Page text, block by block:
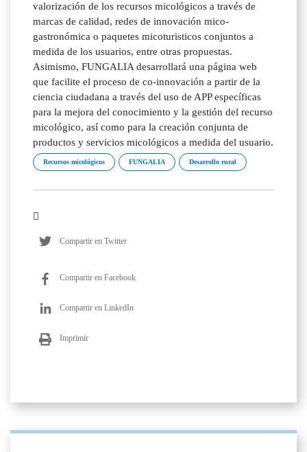
valorización de los recursos micológicos a través de
marcas de calidad, redes de innovación mico-
gastronómica o paquetes micoturisticos conjuntos a
medida de los usuarios, entre otras propuestas.
Asimismo, FUNGALIA desarrollará una página web
que facilite el proceso de co-innovación a partir de la
ciencia ciudadana a través del uso de APP específicas
para la mejora del conocimiento y la gestión del recurso
micológico, así como para la creación conjunta de
productos y servicios micológicos a medida del usuario.
Recursos micológicos FUNGALIA Desarrollo rural
Compartir en Twitter
Compartir en Facebook
Compartir en LinkedIn
Imprimir